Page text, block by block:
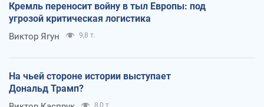
Кремль переносит войну в тыл Европы: под
угрозой критическая логистика
Виктор Ягун 9,8 т.
На чьей стороне истории выступает
Дональд Трамп?